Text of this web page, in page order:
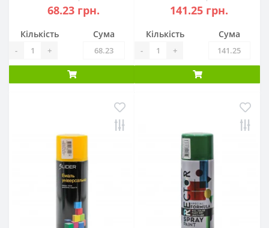
68.23 грн.
Кількість
- +
Сума
141.25 грн.
Кількість
- +
Сума